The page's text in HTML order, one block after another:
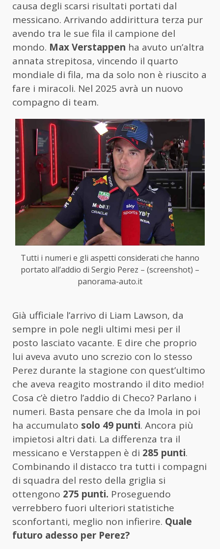
causa degli scarsi risultati portati dal
messicano. Arrivando addirittura terza pur
avendo tra le sue fila il campione del
mondo. Max Verstappen ha avuto un’altra
annata strepitosa, vincendo il quarto
mondiale di fila, ma da solo non è riuscito a
fare i miracoli. Nel 2025 avrà un nuovo
compagno di team.
Tutti i numeri e gli aspetti considerati che hanno
portato all’addio di Sergio Perez – (screenshot) –
panorama-auto.it
Già ufficiale l’arrivo di Liam Lawson, da
sempre in pole negli ultimi mesi per il
posto lasciato vacante. E dire che proprio
lui aveva avuto uno screzio con lo stesso
Perez durante la stagione con quest’ultimo
che aveva reagito mostrando il dito medio!
Cosa c’è dietro l’addio di Checo? Parlano i
numeri. Basta pensare che da Imola in poi
ha accumulato solo 49 punti. Ancora più
impietosi altri dati. La differenza tra il
messicano e Verstappen è di 285 punti.
Combinando il distacco tra tutti i compagni
di squadra del resto della griglia si
ottengono 275 punti. Proseguendo
verrebbero fuori ulteriori statistiche
sconfortanti, meglio non infierire. Quale
futuro adesso per Perez?